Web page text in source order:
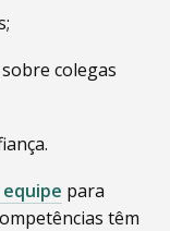
colegas
para
têm